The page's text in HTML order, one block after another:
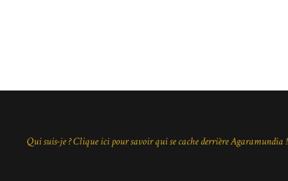
Qui suis-je ? Clique ici pour savoir qui se cache derrière Agaramundia !